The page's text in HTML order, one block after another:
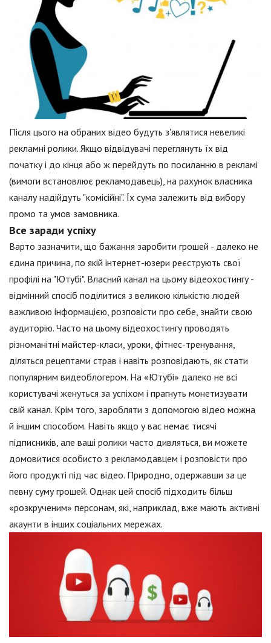
Після цього на обраних відео будуть з'являтися невеликі
рекламні ролики. Якщо відвідувачі переглянуть їх від
початку і до кінця або ж перейдуть по посиланню в рекламі
(вимоги встановлює рекламодавець), на рахунок власника
каналу надійдуть "комісійні". Їх сума залежить від вибору
промо та умов замовника.
Все заради успіху
Варто зазначити, що бажання заробити грошей - далеко не
єдина причина, по якій інтернет-юзери реєструють свої
профілі на "Ютубі". Власний канал на цьому відеохостингу -
відмінний спосіб поділитися з великою кількістю людей
важливою інформацією, розповісти про себе, знайти свою
аудиторію. Часто на цьому відеохостингу проводять
різноманітні майстер-класи, уроки, фітнес-тренування,
діляться рецептами страв і навіть розповідають, як стати
популярним видеоблогером. На «Ютубі» далеко не всі
користувачі женуться за успіхом і прагнуть монетизувати
свій канал. Крім того, заробляти з допомогою відео можна
й іншим способом. Навіть якщо у вас немає тисячі
підписників, але ваші ролики часто дивляться, ви можете
домовитися особисто з рекламодавцем і розповісти про
його продукті під час відео. Природно, одержавши за це
певну суму грошей. Однак цей спосіб підходить більш
«розкрученим» персонам, які, наприклад, вже мають активні
акаунти в інших соціальних мережах.